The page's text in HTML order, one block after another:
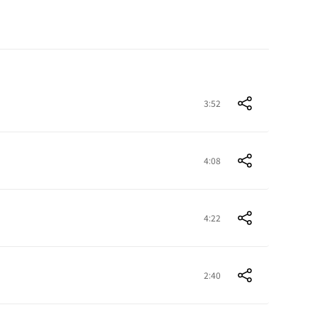
3:52
4:08
4:22
2:40